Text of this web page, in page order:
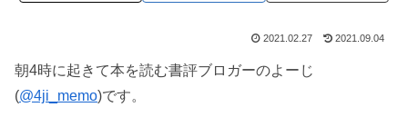
2021.02.27 2021.09.04
朝4時に起きて本を読む書評ブロガーのよーじ
(@4ji_memo)です。